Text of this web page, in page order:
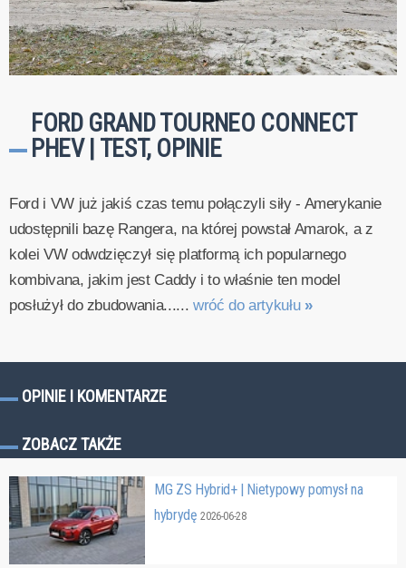
FORD GRAND TOURNEO CONNECT
PHEV | TEST, OPINIE
Ford i VW już jakiś czas temu połączyli siły - Amerykanie
udostępnili bazę Rangera, na której powstał Amarok, a z
kolei VW odwdzięczył się platformą ich popularnego
kombivana, jakim jest Caddy i to właśnie ten model
posłużył do zbudowania...... wróć do artykułu »
OPINIE I KOMENTARZE
ZOBACZ TAKŻE
MG ZS Hybrid+ | Nietypowy pomysł na
hybrydę2026-06-28